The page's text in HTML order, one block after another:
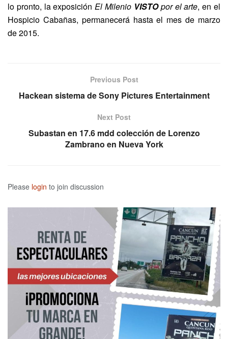
lo pronto, la exposiciónEl Milenio VISTOpor el arte, en el
Hospicio Cabañas, permanecerá hasta el mes de marzo
de 2015.
Previous Post
Hackean sistema de Sony Pictures Entertainment
Next Post
Subastan en 17.6 mdd colección de Lorenzo
Zambrano en Nueva York
Please login to join discussion